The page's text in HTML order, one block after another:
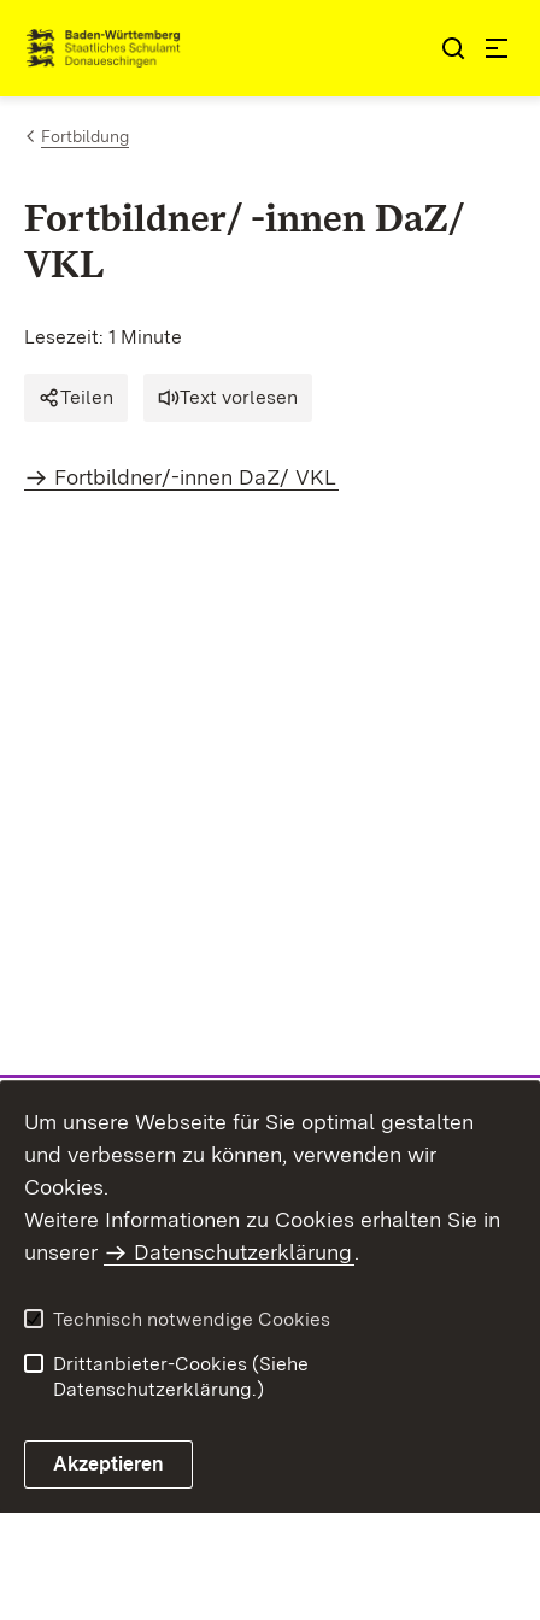
Zum Inhalt springen
Link zur Startseite
Fortbildung
Fortbildner/ -innen DaZ/
VKL
Lesezeit: 1 Minute
Teilen Text vorlesen
Fortbildner/-innen DaZ/ VKL
Benutzungshinweise
Erklärung zur
Um unsere Webseite für Sie optimal gestalten
und verbessern zu können, verwenden wir
Cookies.
Weitere Informationen zu Cookies erhalten Sie in
unserer
Datenschutzerklärung.
Technisch notwendige Cookies
Drittanbieter-Cookies (Siehe
Datenschutzerklärung.)
Akzeptieren